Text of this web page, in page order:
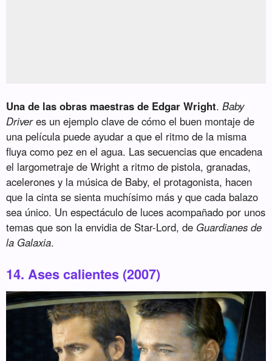
Una de las obras maestras de Edgar Wright.Baby
Driveres un ejemplo clave de cómo el buen montaje de
una película puede ayudar a que el ritmo de la misma
fluya como pez en el agua. Las secuencias que encadena
el largometraje de Wright a ritmo de pistola, granadas,
acelerones y la música de Baby, el protagonista, hacen
que la cinta se sienta muchísimo más y que cada balazo
sea único. Un espectáculo de luces acompañado por unos
temas que son la envidia de Star-Lord, de Guardianes de
la Galaxia.
14. Ases calientes (2007)